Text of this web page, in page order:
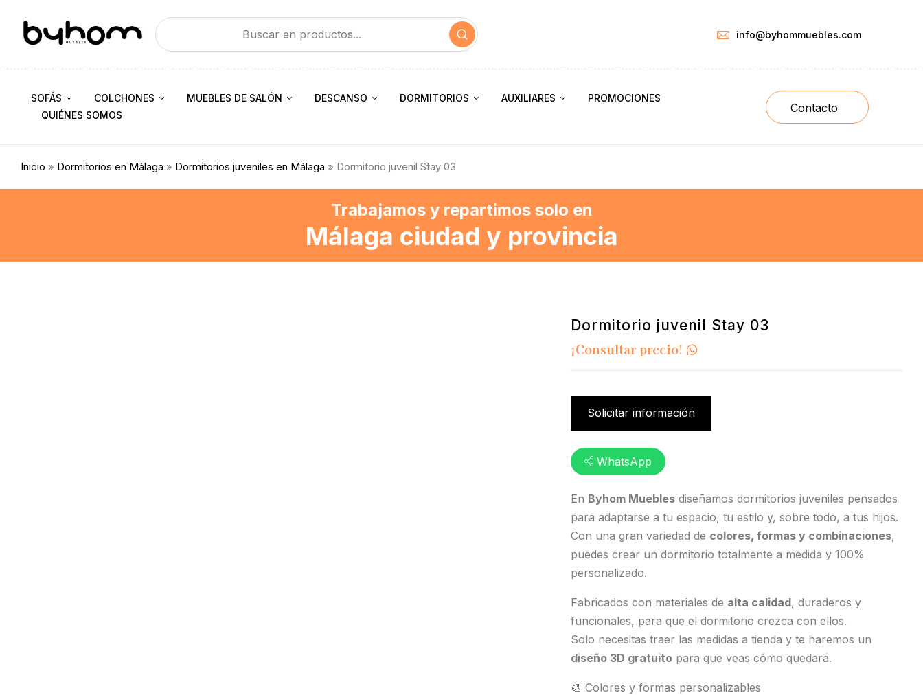
info@byhommuebles.com
SOFÁS COLCHONES MUEBLES DE SALÓN DESCANSO DORMITORIOS AUXILIARES
PROMOCIONES
QUIÉNES SOMOS
Contacto
Inicio » Dormitorios en Málaga » Dormitorios juveniles en Málaga » Dormitorio juvenil Stay 03
Trabajamos y repartimos solo en
Málaga ciudad y provincia
Dormitorio juvenil Stay 03
¡Consultar precio!
En Byhom Muebles diseñamos dormitorios juveniles pensados
para adaptarse a tu espacio, tu estilo y, sobre todo, a tus hijos.
Con una gran variedad de colores, formas y combinaciones,
puedes crear un dormitorio totalmente a medida y 100%
personalizado.
Fabricados con materiales de alta calidad, duraderos y
funcionales, para que el dormitorio crezca con ellos.
Solo necesitas traer las medidas a tienda y te haremos un
diseño 3D gratuito para que veas cómo quedará.
🎨 Colores y formas personalizables
Solicitar información
WhatsApp